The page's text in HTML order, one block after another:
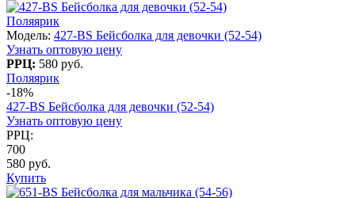
Поляярик
Модель: 427-BS Бейсболка для девочки (52-54)
Узнать оптовую цену
РРЦ: 580 руб.
Поляярик
-18%
427-BS Бейсболка для девочки (52-54)
Узнать оптовую цену
РРЦ:
700
580 руб.
Купить